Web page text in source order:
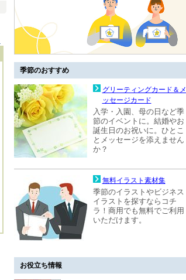
季節のおすすめ
グリーティングカード＆メ
ッセージカード
入学・入園、母の日など季
節のイベントに。結婚やお
誕生日のお祝いに。ひとこ
とメッセージを添えません
か？
無料イラスト素材集
季節のイラストやビジネス
イラストを探すならコチ
ラ！商用でも無料でご利用
いただけます。
お役立ち情報